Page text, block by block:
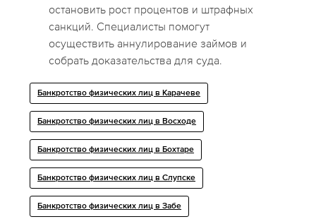
остановить рост процентов и штрафных
санкций. Специалисты помогут
осуществить аннулирование займов и
собрать доказательства для суда.
Банкротство физических лиц в Карачеве
Банкротство физических лиц в Восходе
Банкротство физических лиц в Бохтаре
Банкротство физических лиц в Слупске
Банкротство физических лиц в Забе